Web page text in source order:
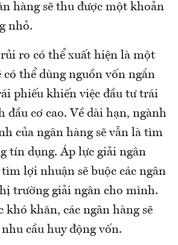
hàng sẽ thu được một khoản
nhỏ.
ro có thể xuất hiện là một
có thể dùng nguồn vốn ngắn
phiếu khiến việc đầu tư trái
đầu cơ cao. Về dài hạn, ngành
của ngân hàng sẽ vẫn là tìm
tín dụng. Áp lực giải ngân
lợi nhuận sẽ buộc các ngân
trường giải ngân cho mình.
khó khăn, các ngân hàng sẽ
cầu huy động vốn.